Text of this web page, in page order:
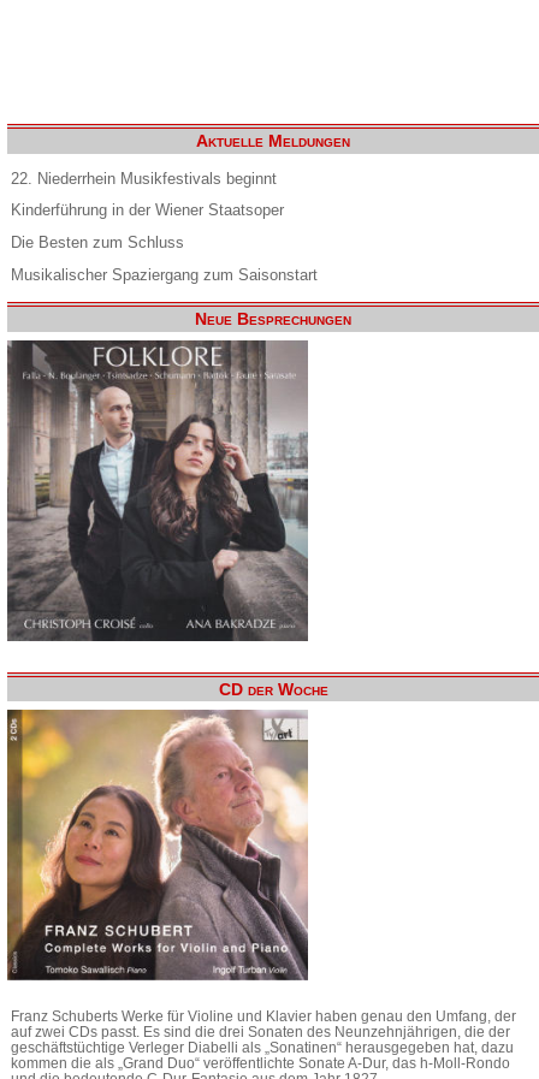
Aktuelle Meldungen
22. Niederrhein Musikfestivals beginnt
Kinderführung in der Wiener Staatsoper
Die Besten zum Schluss
Musikalischer Spaziergang zum Saisonstart
Neue Besprechungen
CD der Woche
Franz Schuberts Werke für Violine und Klavier haben genau den Umfang, der
auf zwei CDs passt. Es sind die drei Sonaten des Neunzehnjährigen, die der
geschäftstüchtige Verleger Diabelli als „Sonatinen“ herausgegeben hat, dazu
kommen die als „Grand Duo“ veröffentlichte Sonate A-Dur, das h-Moll-Rondo